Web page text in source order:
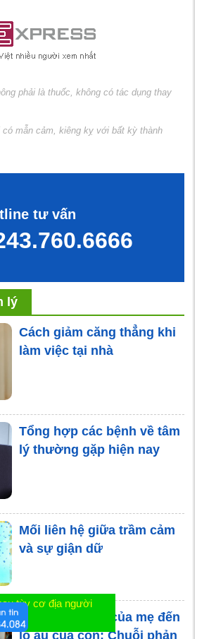
phải là thuốc, không có tác dụng thay
mẫn cảm, kiêng kỵ với bất kỳ thành
tư vấn
lý
Cách giảm căng thẳng khi
làm việc tại nhà
Tổng hợp các bệnh về tâm
lý thường gặp hiện nay
Mối liên hệ giữa trầm cảm
và sự giận dữ
Từ căng thẳng của mẹ đến
lo âu của con: Chuỗi phản
tùy cơ địa người